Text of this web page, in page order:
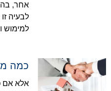
אחר,
לבעיה
למימוש
כמה
אלא אם